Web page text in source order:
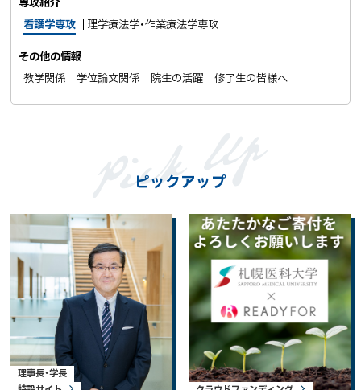
看護学専攻
理学療法学・作業療法学専攻
その他の情報
教学関係
学位論文関係 院生の活躍 修了生の皆様へ
ピックアップ
理事長・学長